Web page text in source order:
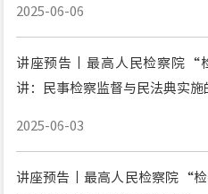
2025-06-06
讲座预告丨最高人民检察院“
讲：民事检察监督与民法典实施
2025-06-03
讲座预告丨最高人民检察院“